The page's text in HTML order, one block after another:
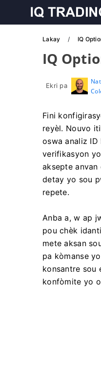
Lakay IQ
IQ
Ekri pa
Fini
reyèl. Nouvo
oswa analiz
verifikasyon
aksepte
detay yo sou
repete.
Anba a, w ap
pou chèk
mete aksan
pa kòmanse
konsantre sou
konfòmite yo